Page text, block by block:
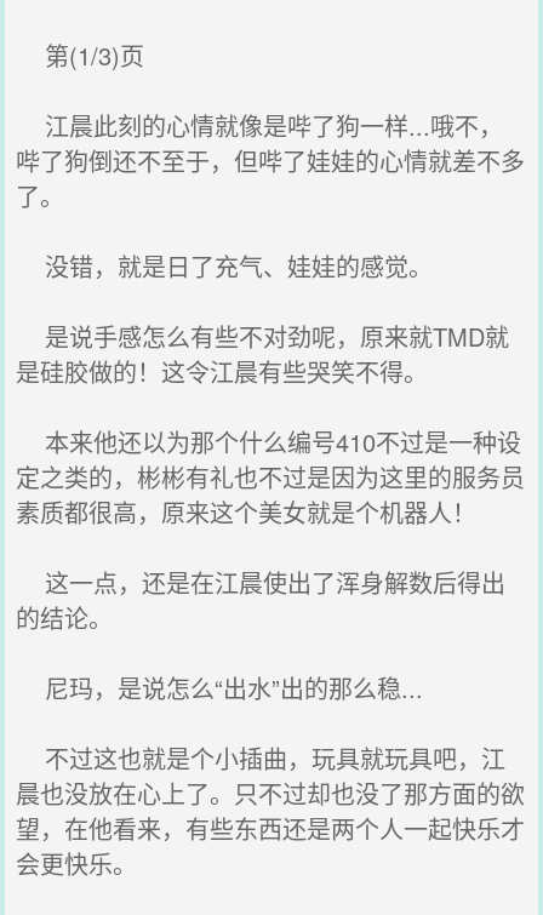
第(1/3)页
江晨此刻的心情就像是哔了狗一样...哦不，
哔了狗倒还不至于，但哔了娃娃的心情就差不多
了。
没错，就是日了充气、娃娃的感觉。
是说手感怎么有些不对劲呢，原来就TMD就
是硅胶做的！这令江晨有些哭笑不得。
本来他还以为那个什么编号410不过是一种设
定之类的，彬彬有礼也不过是因为这里的服务员
素质都很高，原来这个美女就是个机器人！
这一点，还是在江晨使出了浑身解数后得出
的结论。
尼玛，是说怎么“出水”出的那么稳...
不过这也就是个小插曲，玩具就玩具吧，江
晨也没放在心上了。只不过却也没了那方面的欲
望，在他看来，有些东西还是两个人一起快乐才
会更快乐。